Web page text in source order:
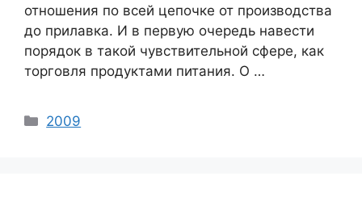
отношения по всей цепочке от производства
до прилавка. И в первую очередь навести
порядок в такой чувствительной сфере, как
торговля продуктами питания. О …
Categories
2009